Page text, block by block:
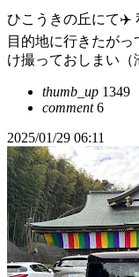
ひこうきの丘にて✈️
目的地に行きたが
け撮っておしまい（
thumb_up 1349
comment6
2025/01/29 06:11